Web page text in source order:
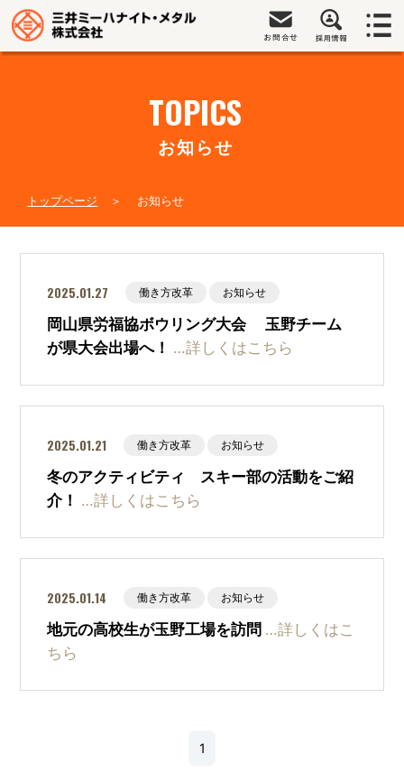
TOPICS
お知らせ
トップページ お知らせ
2025.01.27 働き方改革 お知らせ
岡山県労福協ボウリング大会 玉野チーム
が県大会出場へ！ …詳しくはこちら
2025.01.21 働き方改革 お知らせ
冬のアクティビティ スキー部の活動をご紹
介！ …詳しくはこちら
2025.01.14 働き方改革 お知らせ
地元の高校生が玉野工場を訪問 …詳しくはこ
ちら
1